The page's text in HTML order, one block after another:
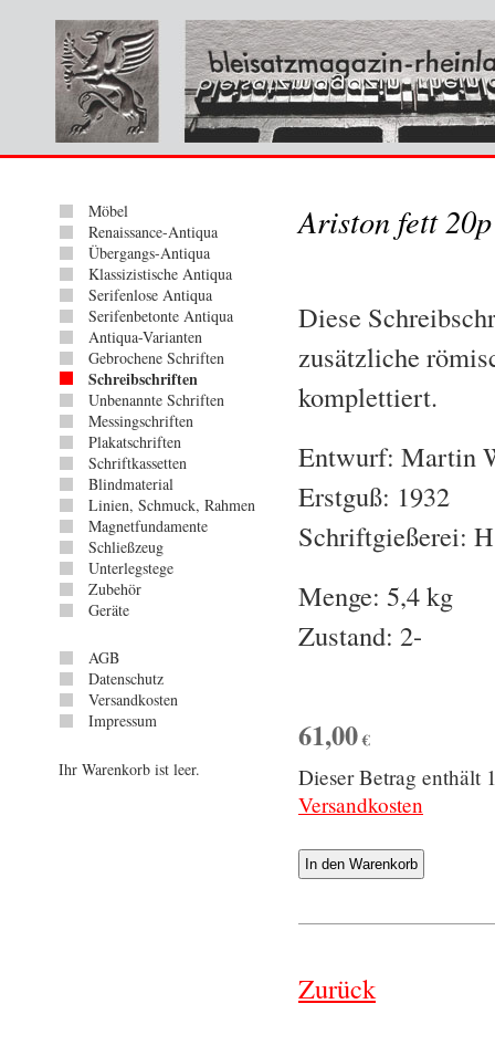
Möbel
Renaissance-Antiqua
Übergangs-Antiqua
Klassizistische Antiqua
Serifenlose Antiqua
Serifenbetonte Antiqua
Antiqua-Varianten
Gebrochene Schriften
Schreibschriften
Unbenannte Schriften
Messingschriften
Plakatschriften
Schriftkassetten
Blindmaterial
Linien, Schmuck, Rahmen
Magnetfundamente
Schließzeug
Unterlegstege
Zubehör
Geräte
AGB
Datenschutz
Versandkosten
Impressum
Ihr Warenkorb ist leer.
Ariston fett
Diese
zusätzliche
komplettiert.
Entwurf: Martin
Erstguß: 1932
Schriftgießerei:
Menge: 5,4 kg
Zustand: 2-
61,00€
Dieser Betrag
Versandkosten
Zurück